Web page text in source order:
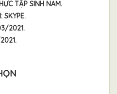
TẬP SINH NAM.
SKYPE.
2021.